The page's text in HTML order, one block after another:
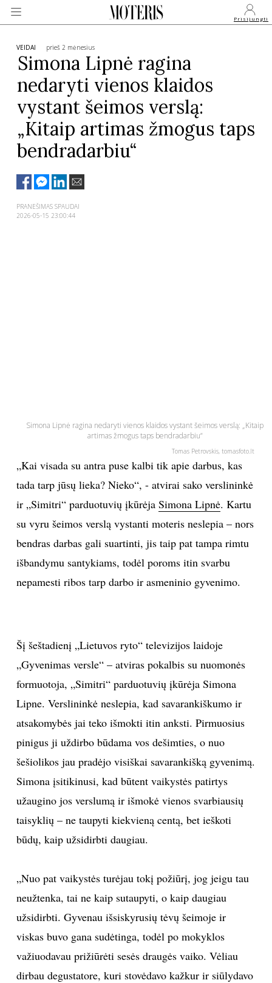
Prisijungti
VEIDAI
MONARCHIJA
MADA
GROŽIS
KULTŪRA
LAISVALAIKIS
MUZIKA
TEATRAS
MENAS
ORAI
ISTORIJA
KNYGOS
INTERJERAS
VIRTUVĖ
RECEPTAI
VAIKAI
VEIDAI prieš 2 mėnesius
Simona Lipnė ragina
nedaryti vienos klaidos
vystant šeimos verslą:
„Kitaip artimas žmogus taps
bendradarbiu“
PRANEŠIMAS SPAUDAI
2026-05-15 23:00:44
Simona Lipnė ragina nedaryti vienos klaidos vystant šeimos verslą: „Kitaip
artimas žmogus taps bendradarbiu“
Tomas Petrovskis, tomasfoto.lt
„Kai visada su antra puse kalbi tik apie darbus, kas
tada tarp jūsų lieka? Nieko“, - atvirai sako verslininkė
ir „Simitri“ parduotuvių įkūrėja Simona Lipnė. Kartu
su vyru šeimos verslą vystanti moteris neslepia – nors
bendras darbas gali suartinti, jis taip pat tampa rimtu
išbandymu santykiams, todėl poroms itin svarbu
nepamesti ribos tarp darbo ir asmeninio gyvenimo.
Šį šeštadienį „Lietuvos ryto“ televizijos laidoje
„Gyvenimas versle“ – atviras pokalbis su nuomonės
formuotoja, „Simitri“ parduotuvių įkūrėja Simona
Lipne. Verslininkė neslepia, kad savarankiškumo ir
atsakomybės jai teko išmokti itin anksti. Pirmuosius
pinigus ji uždirbo būdama vos dešimties, o nuo
šešiolikos jau pradėjo visiškai savarankišką gyvenimą.
Simona įsitikinusi, kad būtent vaikystės patirtys
užaugino jos verslumą ir išmokė vienos svarbiausių
taisyklių – ne taupyti kiekvieną centą, bet ieškoti
būdų, kaip užsidirbti daugiau.
„Nuo pat vaikystės turėjau tokį požiūrį, jog jeigu tau
neužtenka, tai ne kaip sutaupyti, o kaip daugiau
užsidirbti. Gyvenau išsiskyrusių tėvų šeimoje ir
viskas buvo gana sudėtinga, todėl po mokyklos
važiuodavau prižiūrėti sesės draugės vaiko. Vėliau
dirbau degustatore, kuri stovėdavo kažkur ir siūlydavo